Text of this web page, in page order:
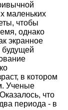
маленьких
чтобы
однако
экранное
будущей
в котором
Ученые
что
периода - в